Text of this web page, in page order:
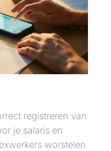
registreren van
je salaris en
worstelen